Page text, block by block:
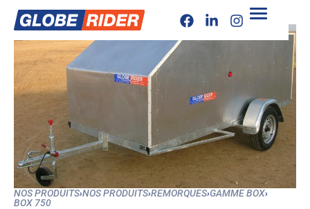
NOS PRODUITS›NOS PRODUITS›REMORQUES›GAMME BOX›
BOX 750